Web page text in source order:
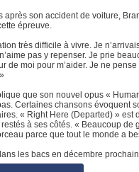
après son accident de voiture,
épreuve.
très difficile à vivre. Je
pas y repenser. Je prie
de moi pour m’aider. Je ne
que son nouvel opus «
Certaines chansons évoquent
« Right Here (Departed) » est
à ses côtés. « Beaucoup de
parce que tout le monde a
les bacs en décembre